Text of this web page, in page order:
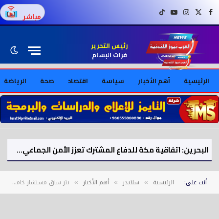
فيسبوكX (Twitter)
إنستغراميوتيوبتيك توك مباشر
رئيس التحرير
فرات البسام
الرئيسية أهم الأخبار سياسة اقتصاد صحة الرياضة
البحرين: اتفاقية مكة للدفاع المشترك تعزز الأمن الجماعي لدول الخليج
أنت على: الرئيسية » سلايدر » أهم الأخبار » بتر ساق مستشار خامنئي بعد إصابته في الهجوم الإسرائيلي